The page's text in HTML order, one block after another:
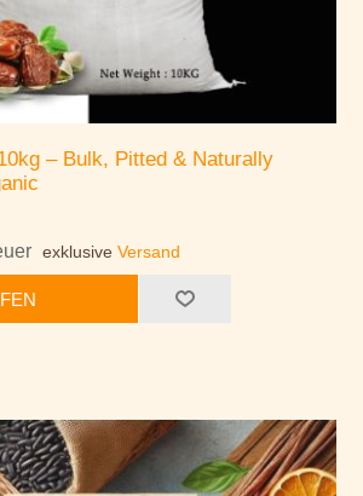
– Bulk, Pitted & Naturally
exklusiveVersand